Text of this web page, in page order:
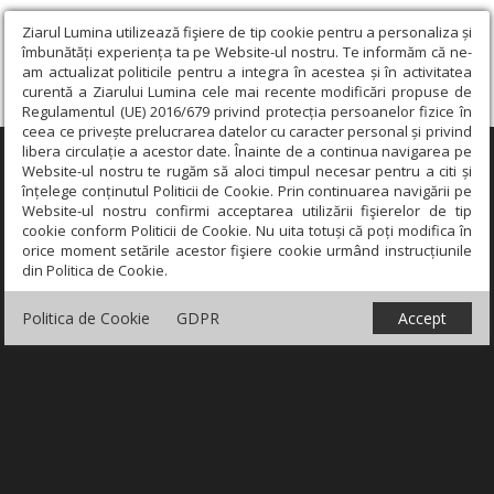
Ziarul Lumina utilizează fişiere de tip cookie pentru a personaliza și
îmbunătăți experiența ta pe Website-ul nostru. Te informăm că ne-
am actualizat politicile pentru a integra în acestea și în activitatea
curentă a Ziarului Lumina cele mai recente modificări propuse de
Regulamentul (UE) 2016/679 privind protecția persoanelor fizice în
ceea ce privește prelucrarea datelor cu caracter personal și privind
libera circulație a acestor date. Înainte de a continua navigarea pe
Website-ul nostru te rugăm să aloci timpul necesar pentru a citi și
înțelege conținutul Politicii de Cookie. Prin continuarea navigării pe
Website-ul nostru confirmi acceptarea utilizării fişierelor de tip
cookie conform Politicii de Cookie. Nu uita totuși că poți modifica în
orice moment setările acestor fişiere cookie urmând instrucțiunile
din Politica de Cookie.
Politica de Cookie GDPR Accept
×